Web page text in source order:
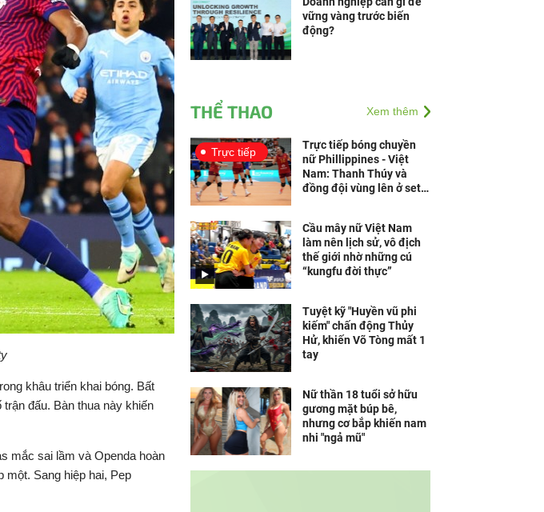
khâu triển khai bóng. Bất
đấu. Bàn thua này khiến
mắc sai lầm và Openda hoàn
một. Sang hiệp hai, Pep
vững vàng trước biến
động?
THỂ THAO Xem thêm
Trực tiếp
Trực tiếp bóng chuyền
nữ Phillippines - Việt
Nam: Thanh Thúy và
đồng đội vùng lên ở set 4
Cầu mây nữ Việt Nam
làm nên lịch sử, vô địch
thế giới nhờ những cú
“kungfu đời thực”
Tuyệt kỹ "Huyền vũ phi
kiếm" chấn động Thủy
Hử, khiến Võ Tòng mất 1
tay
Nữ thần 18 tuổi sở hữu
gương mặt búp bê,
nhưng cơ bắp khiến nam
nhi "ngả mũ"